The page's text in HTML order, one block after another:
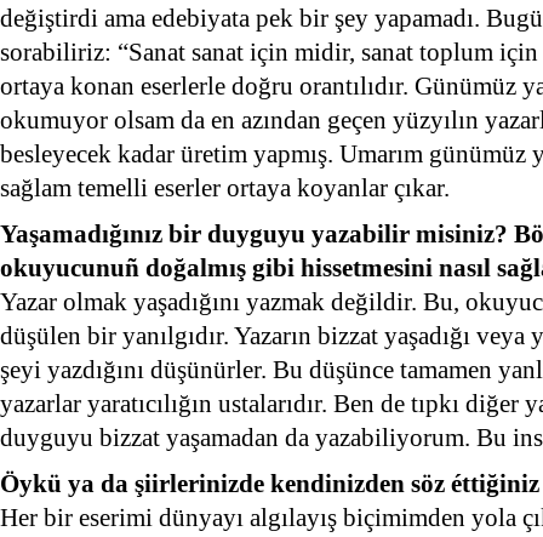
değiştirdi ama edebiyata pek bir şey yapamadı.
sorabiliriz: “Sanat sanat için midir, sanat toplum
ortaya konan eserlerle doğru orantılıdır. Günümüz
okumuyor olsam da en azından geçen yüzyılın
besleyecek kadar üretim yapmış. Umarım günümüz
sağlam temelli eserler ortaya koyanlar çıkar.
Yaşamadığınız bir duyguyu yazabilir misiniz?
okuyucunuñ doğalmış gibi hissetmesini nasıl
Yazar olmak yaşadığını yazmak değildir. Bu,
düşülen bir yanılgıdır. Yazarın bizzat yaşadığı
şeyi yazdığını düşünürler. Bu düşünce tamamen
yazarlar yaratıcılığın ustalarıdır. Ben de tıpkı diğer
duyguyu bizzat yaşamadan da yazabiliyorum. Bu
Öykü ya da şiirlerinizde kendinizden söz
Her bir eserimi dünyayı algılayış biçimimden yola